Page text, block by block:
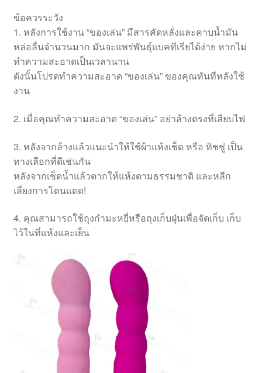
ข้อควรระวัง
1. หลังการใช้งาน “ของเล่น” มีสารคัดหลั่งและคาบน้ำมัน
หล่อลื่นจำนวนมาก มันจะแพร่พันธุ์แบคทีเรียได้ง่าย หากไม่
ทำความสะอาดเป็นเวลานาน
ดังนั้นโปรดทำความสะอาด “ของเล่น” ของคุณทันทีหลังใช้
งาน
2. เมื่อคุณทำความสะอาด “ของเล่น” อย่าล้างตรงที่เสียบไฟ
3. หลังจากล้างแล้วแนะนำให้ใช้ผ้าแห้งเช็ด หรือ ทิชชู่ เป็น
ทางเลือกที่ดีเช่นกัน
หลังจากเช็ดน้ำแล้วตากให้แห้งตามธรรมชาติ และหลีก
เลี่ยงการโดนแดด!
4. คุณสามารถใช้ถุงกำมะหยี่หรือถุงเก็บฝุ่นเพื่อจัดเก็บ เก็บ
ไว้ในที่แห้งและเย็น